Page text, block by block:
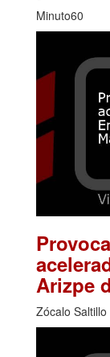
Minuto60
Arizpe
Zócalo Saltillo